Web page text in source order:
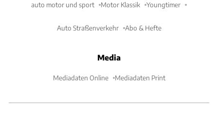
auto motor und sport Motor Klassik Youngtimer
Auto Straßenverkehr Abo & Hefte
Media
Mediadaten Online Mediadaten Print